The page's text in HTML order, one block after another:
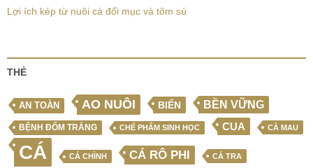
Lợi ích kép từ nuôi cá đối mục và tôm sú
THẺ
AN TOÀN AO NUÔI BIỂN BỀN VỮNG
BỆNH ĐỐM TRẮNG CHẾ PHẨM SINH HỌC CUA CÀ MAU
CÁ CÁ CHÌNH CÁ RÔ PHI CÁ TRA